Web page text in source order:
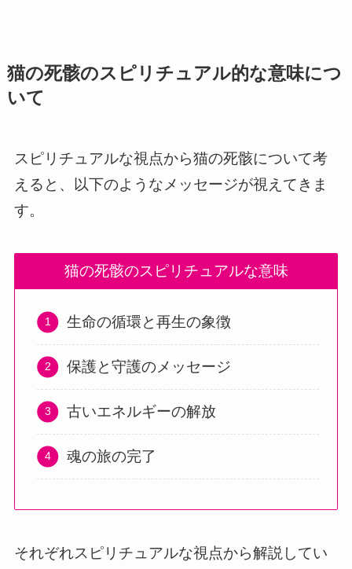
猫の死骸のスピリチュアル的な意味につ
いて
スピリチュアルな視点から猫の死骸について考
えると、以下のようなメッセージが視えてきま
す。
猫の死骸のスピリチュアルな意味
生命の循環と再生の象徴
保護と守護のメッセージ
古いエネルギーの解放
魂の旅の完了
それぞれスピリチュアルな視点から解説してい